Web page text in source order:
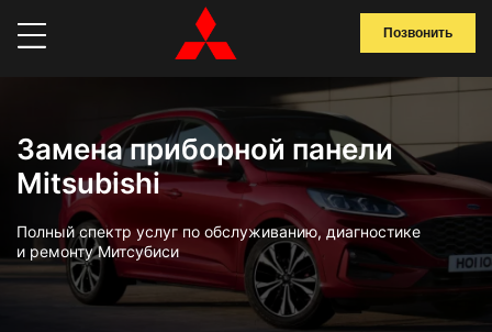
Позвонить
Замена приборной панели
Mitsubishi
Полный спектр услуг по обслуживанию, диагностике
и ремонту Митсубиси